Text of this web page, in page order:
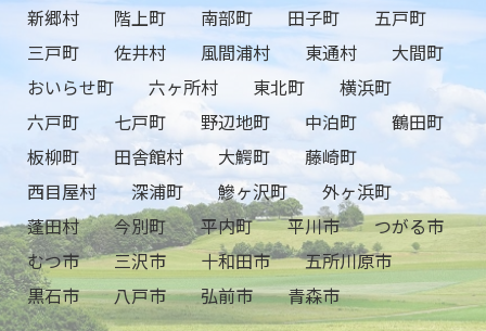
新郷村
階上町 南部町 田子町
五戸町
三戸町
佐井村 風間浦村 東通村
大間町
おいらせ町
六ヶ所村 東北町
横浜町
六戸町
七戸町 野辺地町 中泊町
鶴田町
板柳町
田舎館村 大鰐町
藤崎町
西目屋村
深浦町 鰺ヶ沢町
外ヶ浜町
蓬田村
今別町 平内町 平川市
つがる市
むつ市
三沢市 十和田市
五所川原市
黒石市
八戸市 弘前市 青森市